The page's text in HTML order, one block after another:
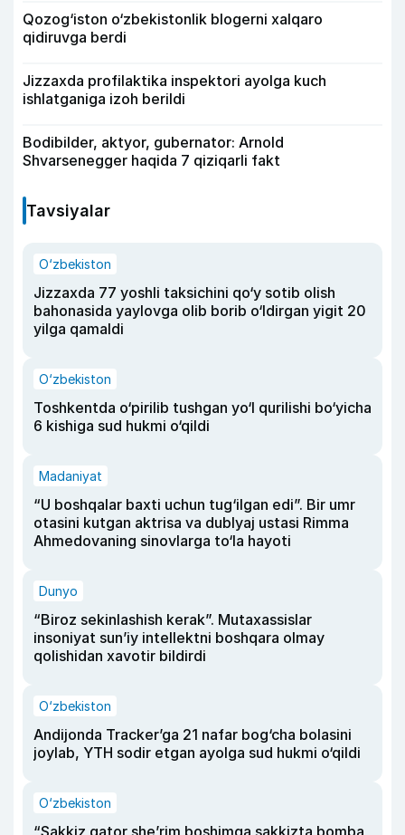
Qozog‘iston o‘zbekistonlik blogerni xalqaro
qidiruvga berdi
Jizzaxda profilaktika inspektori ayolga kuch
ishlatganiga izoh berildi
Bodibilder, aktyor, gubernator: Arnold
Shvarsenegger haqida 7 qiziqarli fakt
Tavsiyalar
O‘zbekiston
Jizzaxda 77 yoshli taksichini qo‘y sotib olish
bahonasida yaylovga olib borib o‘ldirgan yigit 20
yilga qamaldi
O‘zbekiston
Toshkentda o‘pirilib tushgan yo‘l qurilishi bo‘yicha
6 kishiga sud hukmi o‘qildi
Madaniyat
“U boshqalar baxti uchun tug‘ilgan edi”. Bir umr
otasini kutgan aktrisa va dublyaj ustasi Rimma
Ahmedovaning sinovlarga to‘la hayoti
Dunyo
“Biroz sekinlashish kerak”. Mutaxassislar
insoniyat sun’iy intellektni boshqara olmay
qolishidan xavotir bildirdi
O‘zbekiston
Andijonda Tracker’ga 21 nafar bog‘cha bolasini
joylab, YTH sodir etgan ayolga sud hukmi o‘qildi
O‘zbekiston